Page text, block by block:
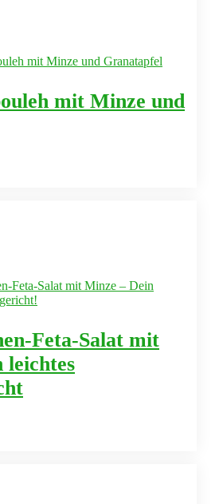
mit Minze und
Feta-Salat mit
leichtes